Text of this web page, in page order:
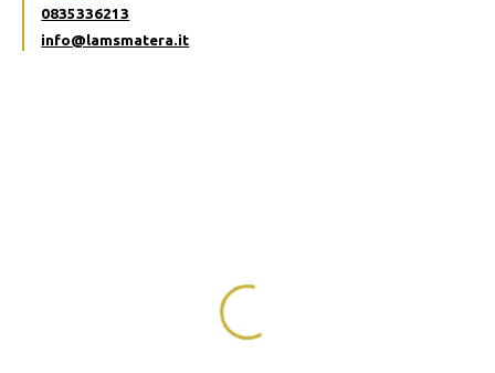
0835336213
info@lamsmatera.it